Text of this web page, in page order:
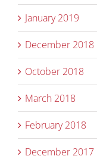
January 2019
December 2018
October 2018
March 2018
February 2018
December 2017